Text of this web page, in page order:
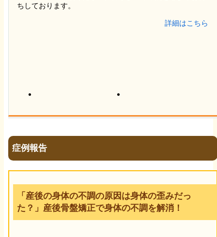
あん摩マッサージ指圧師
専門学生アルバイト
ちしております。
詳細はこちら
症例報告
「産後の身体の不調の原因は身体の歪みだっ
た？」産後骨盤矯正で身体の不調を解消！